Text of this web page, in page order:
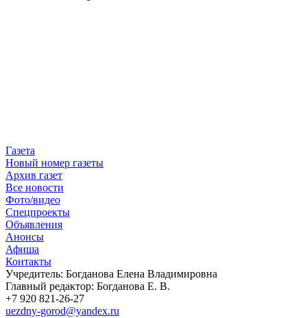
Газета
Новый номер газеты
Архив газет
Все новости
Фото/видео
Спецпроекты
Объявления
Анонсы
Афиша
Контакты
Учредитель: Богданова Елена Владимировна
Главный редактор: Богданова Е. В.
+7 920 821-26-27
uezdny-gorod@yandex.ru